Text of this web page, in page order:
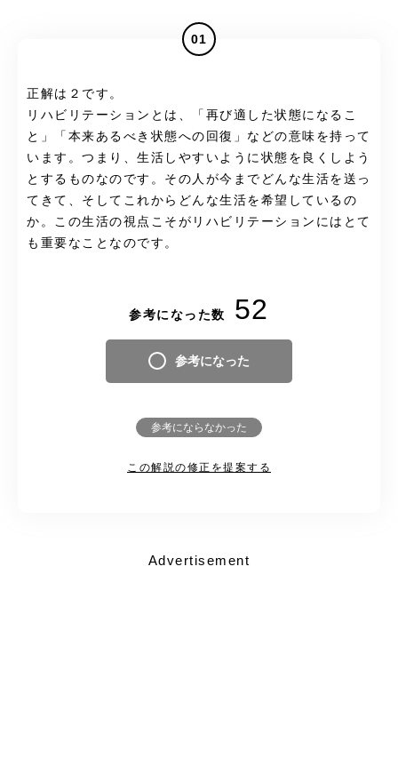
01
正解は２です。
リハビリテーションとは、「再び適した状態になるこ
と」「本来あるべき状態への回復」などの意味を持って
います。つまり、生活しやすいように状態を良くしよう
とするものなのです。その人が今までどんな生活を送っ
てきて、そしてこれからどんな生活を希望しているの
か。この生活の視点こそがリハビリテーションにはとて
も重要なことなのです。
参考になった数 52
参考になった
参考にならなかった
この解説の修正を提案する
Advertisement